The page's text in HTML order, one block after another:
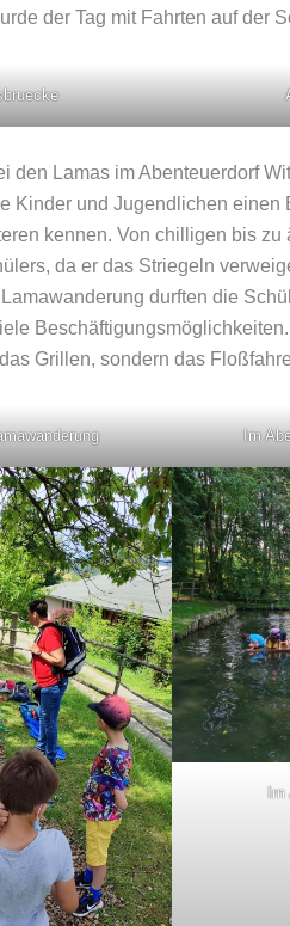
der Tag mit Fahrten auf der
den Lamas im Abenteuerdorf
Kinder und Jugendlichen
kennen. Von chilligen bis
da er das Striegeln
durften die
Grillen, sondern das
Im